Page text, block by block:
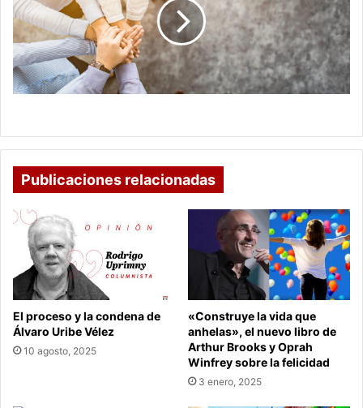
ser
útil,
en
esta
emergencia
?!?!?!
Publicaciones relacionadas
El proceso y la condena de
Álvaro Uribe Vélez
10 agosto, 2025
«Construye la vida que
anhelas», el nuevo libro de
Arthur Brooks y Oprah
Winfrey sobre la felicidad
3 enero, 2025